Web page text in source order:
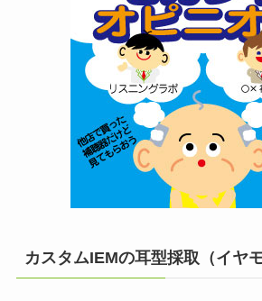
カスタムIEMの耳型採取（イヤ